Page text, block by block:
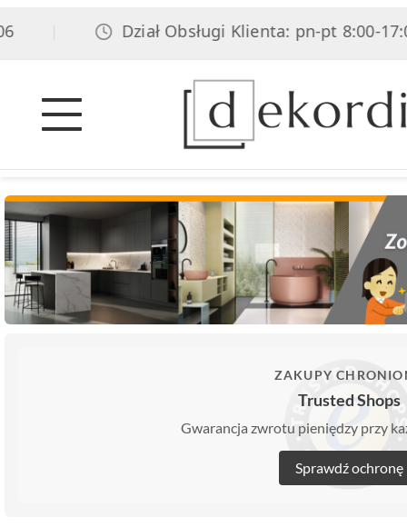
Dział Obsługi Klienta: pn-pt 8:00-17:00,
ZAKUPY
Trusted Shops
Gwarancja zwrotu pieniędzy przy
Sprawdź ochronę